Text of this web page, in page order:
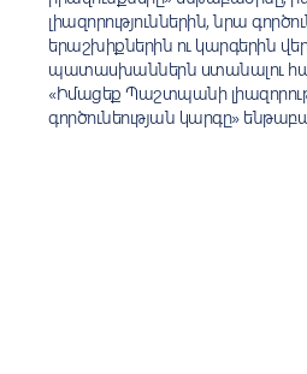
լիազորություններին, նրա
երաշխիքներին ու կարգերին
պատասխաններն ստանալու
«Իմացեք Պաշտպանի
գործունեության կարգը»